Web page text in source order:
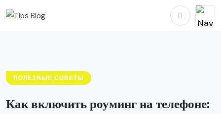
ПОЛЕЗНЫЕ СОВЕТЫ
Как включить роуминг на телефоне: